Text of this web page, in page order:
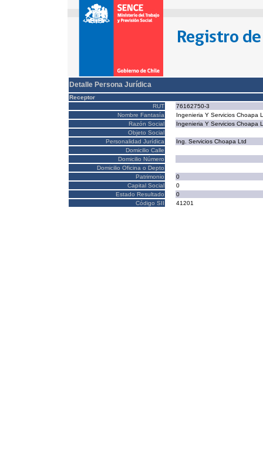
Detalle Persona Jurídica
Receptor
RUT
76162750-3
Nombre Fantasía
Ingenieria Y Servicios Choapa
Razón Social
Ingenieria Y Servicios Choapa
Objeto Social
Personalidad Jurídica
Ing. Servicios Choapa Ltd
Domicilio Calle
Domicilio Número
Domicilio Oficina o Depto
Patrimonio
0
Capital Social
0
Estado Resultado
0
Código SII
41201